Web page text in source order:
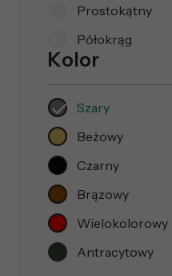
Prostokątny
Półokrąg
Kolor
Szary
Beżowy
Czarny
Brązowy
Wielokolorowy
Antracytowy